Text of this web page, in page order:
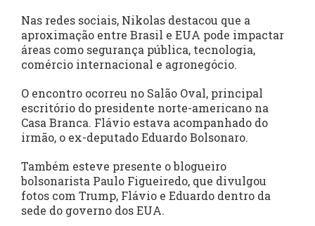
Nas redes sociais, Nikolas destacou que a
aproximação entre Brasil e EUA pode impactar
áreas como segurança pública, tecnologia,
comércio internacional e agronegócio.
O encontro ocorreu no Salão Oval, principal
escritório do presidente norte-americano na
Casa Branca. Flávio estava acompanhado do
irmão, o ex-deputado Eduardo Bolsonaro.
Também esteve presente o blogueiro
bolsonarista Paulo Figueiredo, que divulgou
fotos com Trump, Flávio e Eduardo dentro da
sede do governo dos EUA.